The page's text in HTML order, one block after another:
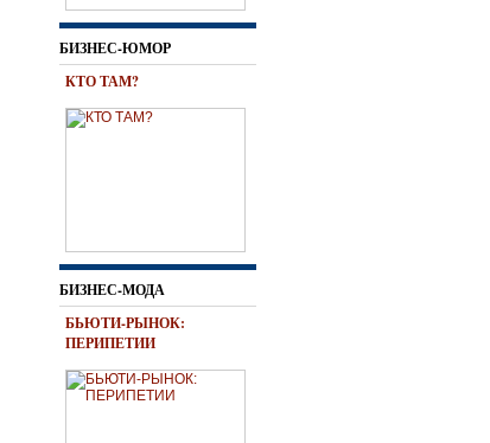
БИЗНЕС-ЮМОР
КТО ТАМ?
БИЗНЕС-МОДА
БЬЮТИ-РЫНОК:
ПЕРИПЕТИИ